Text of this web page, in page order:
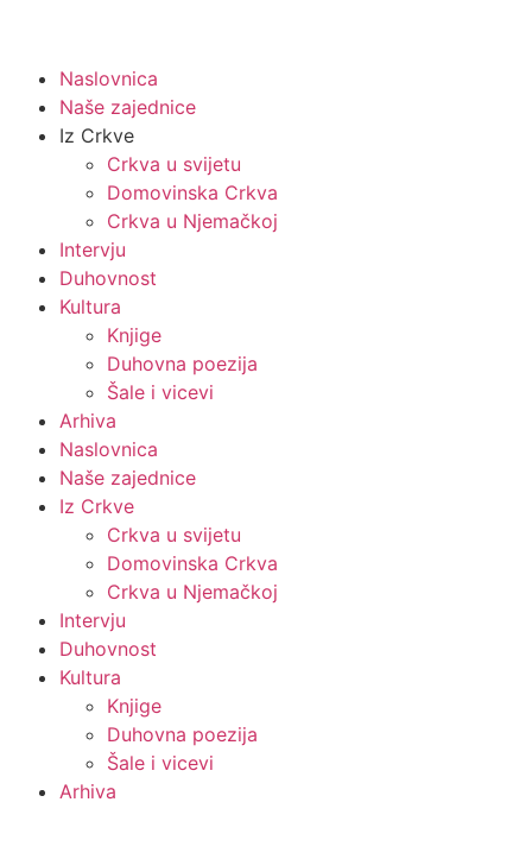
Naslovnica
Naše zajednice
Iz Crkve
Crkva u svijetu
Domovinska Crkva
Crkva u Njemačkoj
Intervju
Duhovnost
Kultura
Knjige
Duhovna poezija
Šale i vicevi
Arhiva
Naslovnica
Naše zajednice
Iz Crkve
Crkva u svijetu
Domovinska Crkva
Crkva u Njemačkoj
Intervju
Duhovnost
Kultura
Knjige
Duhovna poezija
Šale i vicevi
Arhiva